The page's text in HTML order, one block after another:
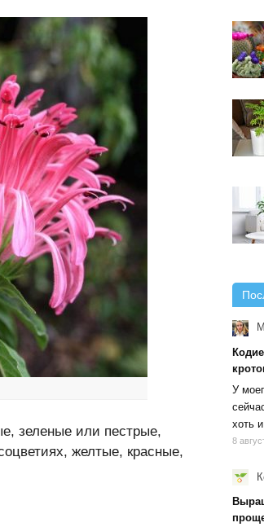
зеленые или пестрые,
желтые, красные,
У
хоть
8